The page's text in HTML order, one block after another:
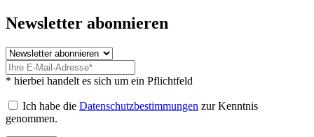
Newsletter abonnieren
* hierbei handelt es sich um ein Pflichtfeld
Ich habe die Datenschutzbestimmungen zur Kenntnis
genommen.